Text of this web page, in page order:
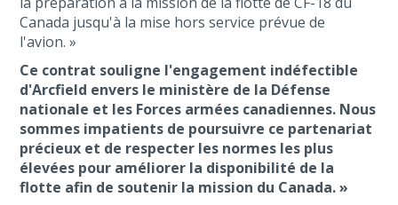
Canada jusqu'à la mise hors service prévue de
l'avion. »
Ce contrat souligne l'engagement indéfectible
d'Arcfield envers le ministère de la Défense
nationale et les Forces armées canadiennes. Nous
sommes impatients de poursuivre ce partenariat
précieux et de respecter les normes les plus
élevées pour améliorer la disponibilité de la
flotte afin de soutenir la mission du Canada. »